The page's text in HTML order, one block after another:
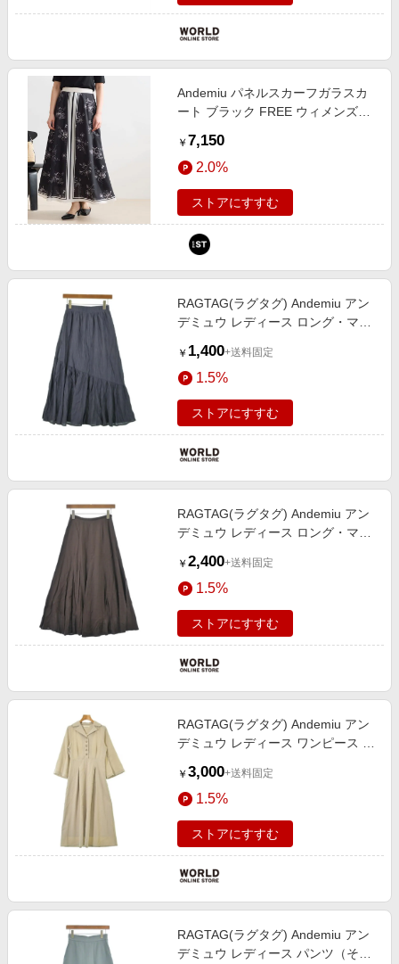
Andemiu パネルスカーフガラスカ
ート ブラック FREE ウィメンズボ
ST アンドエスティ（旧ドットエス
ティ）
￥ 7,150
2.0%
ストアにすすむ
RAGTAG(ラグタグ) Andemiu アン
デミュウ レディース ロング・マキ
￥ 1,400+送料固定
1.5%
ストアにすすむ
RAGTAG(ラグタグ) Andemiu アン
デミュウ レディース ロング・マキ
￥ 2,400+送料固定
1.5%
ストアにすすむ
RAGTAG(ラグタグ) Andemiu アン
デミュウ レディース ワンピース サ
￥ 3,000+送料固定
1.5%
ストアにすすむ
RAGTAG(ラグタグ) Andemiu アン
デミュウ レディース パンツ（その